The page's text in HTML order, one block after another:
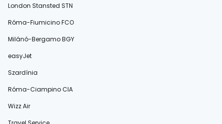
London Stansted STN
Róma-Fiumicino FCO
Milánó-Bergamo BGY
easyJet
Szardínia
Róma-Ciampino CIA
Wizz Air